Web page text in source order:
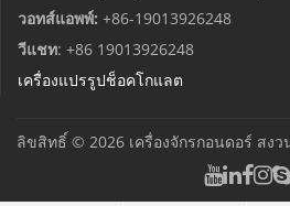
วอทส์แอพพ์: +86-19013926248
วีแชท: +86 19013926248
เครื่องแปรรูปช็อคโกแลต
ลิขสิทธิ์ © 2026 เครื่องจักรกอนดอร์ สง